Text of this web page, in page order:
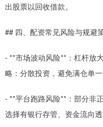
出股票以回收借款。
## 四、配资常见风险与规避
- **市场波动风险**：杠杆放
略：分散投资，避免满仓单一
- **平台跑路风险**：部分非
选择有银行存管、资金流向透